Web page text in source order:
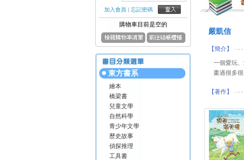
加入會員 | 忘記密碼
購物車目前是空的
東方書系
繪本
橋梁書
兒童文學
自然科學
青少年文學
歷史故事
偵探推理
工具書
嚴凱信
【簡介】
一個愛玩
畫過很多
【著作】